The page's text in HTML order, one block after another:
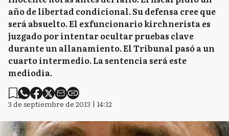
año de libertad condicional. Su defensa cree que
será absuelto. El exfuncionario kirchnerista es
juzgado por intentar ocultar pruebas clave
durante un allanamiento. El Tribunal pasó a un
cuarto intermedio. La sentencia será este
mediodía.
3 de septiembre de 2013 | 14:12